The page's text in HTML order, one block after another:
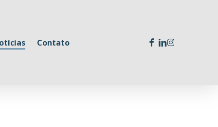
Contato facebook
linkedin
instagram